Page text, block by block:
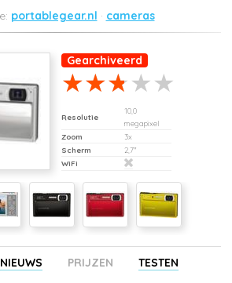
portablegear.nl cameras
Gearchiveerd
Resolutie
10,0
megapixel
Zoom
3x
Scherm
2,7"
WiFi
NIEUWS PRIJZEN TESTEN